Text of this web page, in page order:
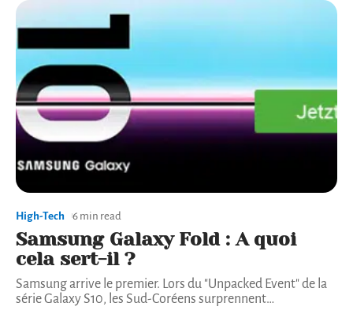
High-Tech 6 min read
Samsung Galaxy Fold : A quoi
cela sert-il ?
Samsung arrive le premier. Lors du "Unpacked Event" de la
série Galaxy S10, les Sud-Coréens surprennent…